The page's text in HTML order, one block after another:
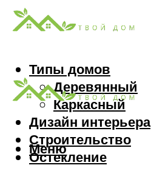
Типы домов
Деревянный
Каркасный
Дизайн интерьера
Строительство
Остекление
Меню